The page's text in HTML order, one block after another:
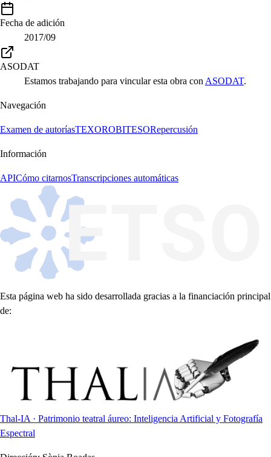
Fecha de adición
2017/09
ASODAT
Estamos trabajando para vincular esta obra con ASODAT.
Navegación
Examen de autoríasTEXOROBITESORepercusión
Información
APICómo citarnosTranscripciones automáticas
Esta página web ha sido desarrollada gracias a la financiación principal
de:
Thal-IA · Patrimonio teatral áureo: Inteligencia Artificial y Fotografía
Espectral